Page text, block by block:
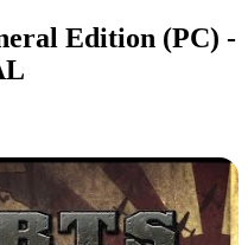
Edition (PC) -